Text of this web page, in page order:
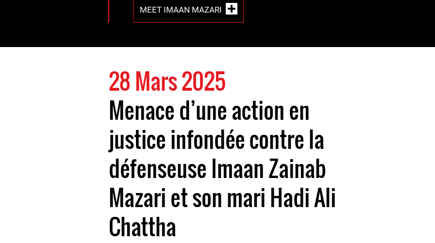
MEET IMAAN MAZARI
28 Mars 2025
Menace d’une action en
justice infondée contre la
défenseuse Imaan Zainab
Mazari et son mari Hadi Ali
Chattha